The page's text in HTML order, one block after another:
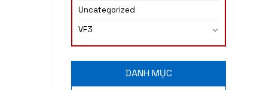
Uncategorized
VF3
DANH MỤC